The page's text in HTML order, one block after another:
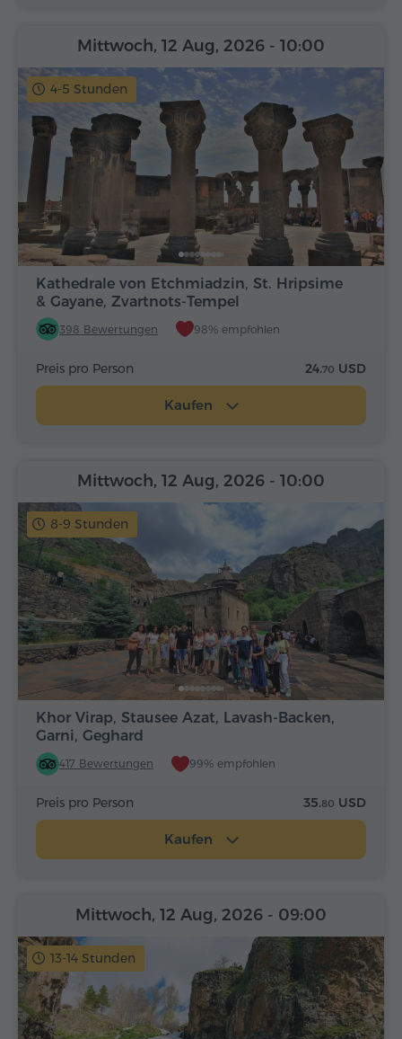
4-5 Stunden
Kathedrale von Etchmiadzin, St. Hripsime
& Gayane, Zvartnots-Tempel
398 Bewertungen 98% empfohlen
Mittwoch, 12 Aug, 2026 - 10:00
Preis pro Person 24.70 USD
Kaufen
8-9 Stunden
Khor Virap, Stausee Azat, Lavash-Backen,
Garni, Geghard
417 Bewertungen 99% empfohlen
Mittwoch, 12 Aug, 2026 - 10:00
Preis pro Person 35.80 USD
Kaufen
13-14 Stunden
Mittwoch, 12 Aug, 2026 - 09:00